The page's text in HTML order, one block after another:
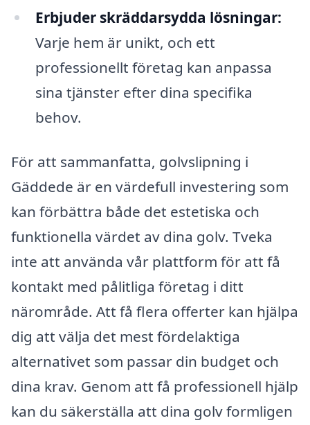
Erbjuder skräddarsydda lösningar:
Varje hem är unikt, och ett
professionellt företag kan anpassa
sina tjänster efter dina specifika
behov.
För att sammanfatta, golvslipning i
Gäddede är en värdefull investering som
kan förbättra både det estetiska och
funktionella värdet av dina golv. Tveka
inte att använda vår plattform för att få
kontakt med pålitliga företag i ditt
närområde. Att få flera offerter kan hjälpa
dig att välja det mest fördelaktiga
alternativet som passar din budget och
dina krav. Genom att få professionell hjälp
kan du säkerställa att dina golv formligen